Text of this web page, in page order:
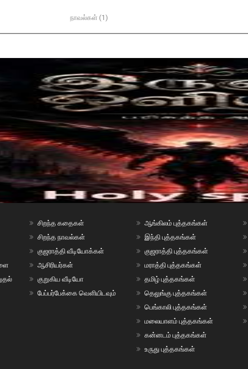
நாவல்கள் (1)
சிறந்த கதைகள்
சிறந்த நாவல்கள்
குஜராத்தி வீடியோக்கள்
ஆசிரியர்கள்
குறுகிய வீடியோ
பேப்பர்பேக்கை வெளியிடவும்
ஆங்கிலம் புத்தகங்கள்
இந்தி புத்தகங்கள்
குஜராத்தி புத்தகங்கள்
மராத்தி புத்தகங்கள்
தமிழ் புத்தகங்கள்
தெலுங்கு புத்தகங்கள்
பெங்காலி புத்தகங்கள்
மலையாளம் புத்தகங்கள்
கன்னடம் புத்தகங்கள்
உருது புத்தகங்கள்